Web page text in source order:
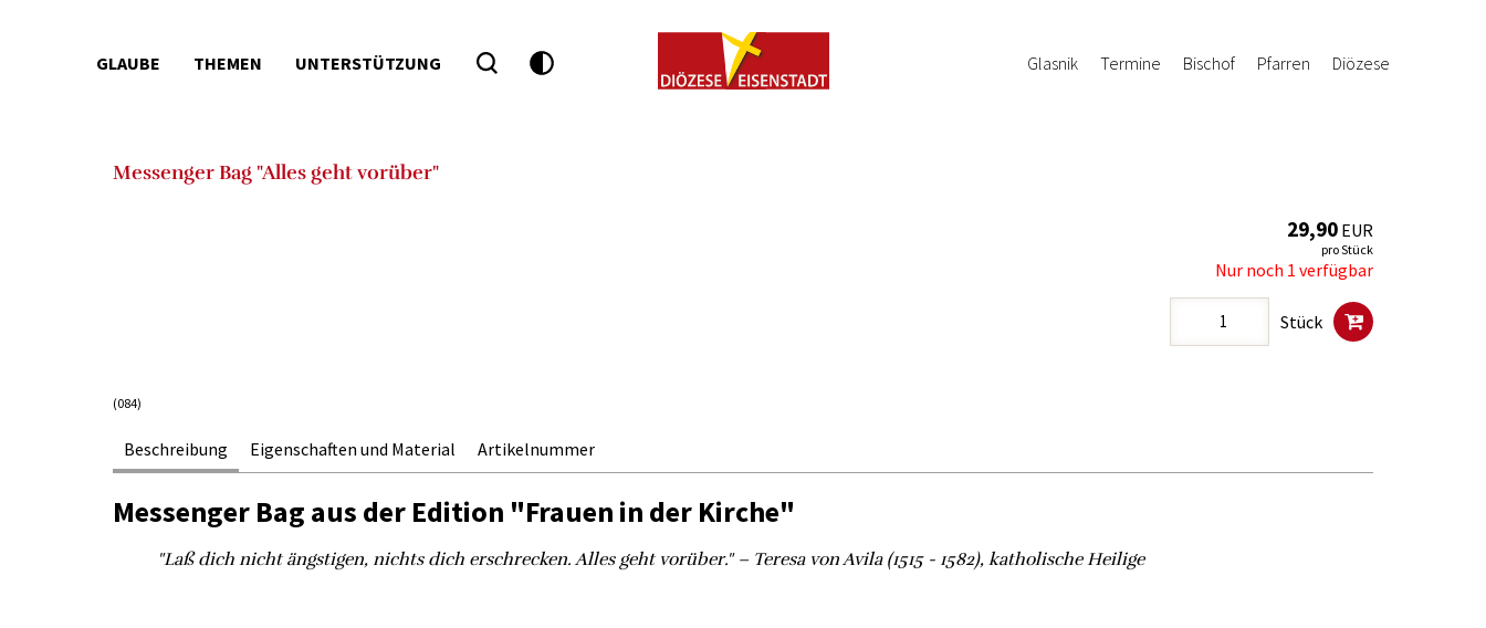
GLAUBE THEMEN UNTERSTÜTZUNG Glasnik Termine Bischof Pfarren Diözese
Messenger Bag "Alles geht vorüber"
29,90 EUR
pro Stück
Nur noch 1 verfügbar
Stück
(084)
Beschreibung Eigenschaften und Material Artikelnummer
Messenger Bag aus der Edition "Frauen in der Kirche"
"Laß dich nicht ängstigen, nichts dich erschrecken. Alles geht vorüber." – Teresa von Avila (1515 - 1582), katholische Heilige